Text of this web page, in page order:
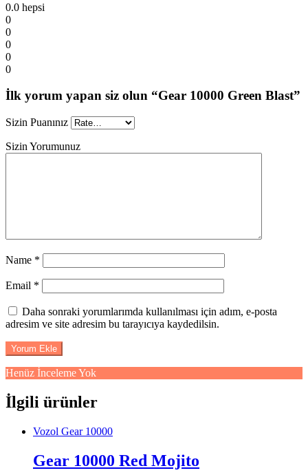
0.0 hepsi
0
0
0
0
0
İlk yorum yapan siz olun “Gear 10000 Green Blast”
Sizin Puanınız
Sizin Yorumunuz
Name *
Email *
Daha sonraki yorumlarımda kullanılması için adım, e-posta
adresim ve site adresim bu tarayıcıya kaydedilsin.
Henüz İnceleme Yok
İlgili ürünler
Vozol Gear 10000
Gear 10000 Red Mojito